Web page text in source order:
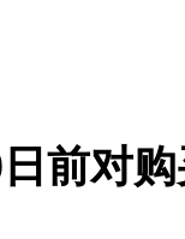
前对